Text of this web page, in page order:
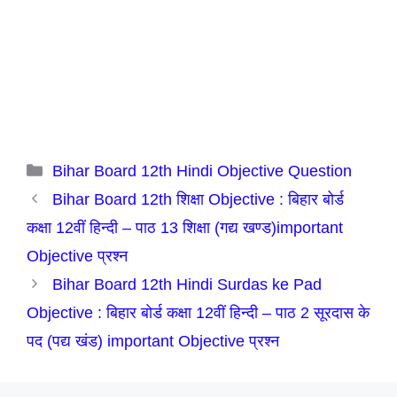
Categories
Bihar Board 12th Hindi Objective Question
Bihar Board 12th शिक्षा Objective : बिहार बोर्ड
कक्षा 12वीं हिन्दी – पाठ 13 शिक्षा (गद्य खण्ड)important
Objective प्रश्न
Bihar Board 12th Hindi Surdas ke Pad
Objective : बिहार बोर्ड कक्षा 12वीं हिन्दी – पाठ 2 सूरदास के
पद (पद्य खंड) important Objective प्रश्न